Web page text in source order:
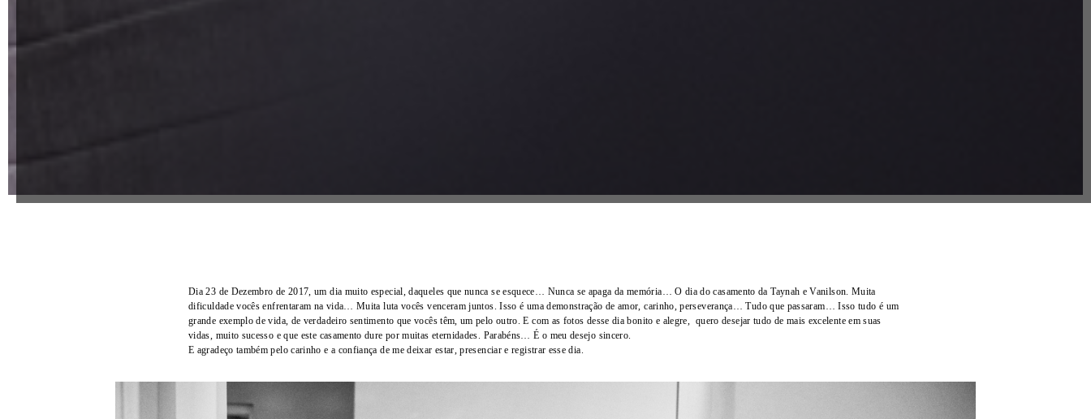
Dia 23 de Dezembro de 2017, um dia muito especial, daqueles que nunca se esquece… Nunca se apaga da memória… O dia do casamento da Taynah e Vanilson. Muita
dificuldade vocês enfrentaram na vida… Muita luta vocês venceram juntos. Isso é uma demonstração de amor, carinho, perseverança… Tudo que passaram… Isso tudo é um
grande exemplo de vida, de verdadeiro sentimento que vocês têm, um pelo outro. E com as fotos desse dia bonito e alegre, quero desejar tudo de mais excelente em suas
vidas, muito sucesso e que este casamento dure por muitas eternidades. Parabéns… É o meu desejo sincero.
E agradeço também pelo carinho e a confiança de me deixar estar, presenciar e registrar esse dia.